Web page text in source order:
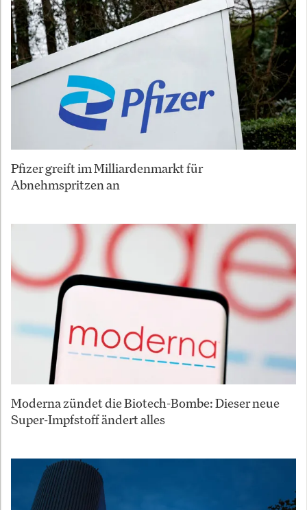
Pfizer greift im Milliardenmarkt für
Abnehmspritzen an
Moderna zündet die Biotech-Bombe: Dieser neue
Super-Impfstoff ändert alles